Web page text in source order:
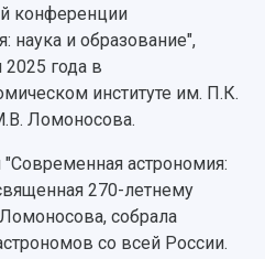
"Одержимы
состав
подразделения
научно-
конференции
наука и образование",
года в
институте им. П.К.
Ломоносова.
астрономия:
270-летнему
собрала
со всей России.